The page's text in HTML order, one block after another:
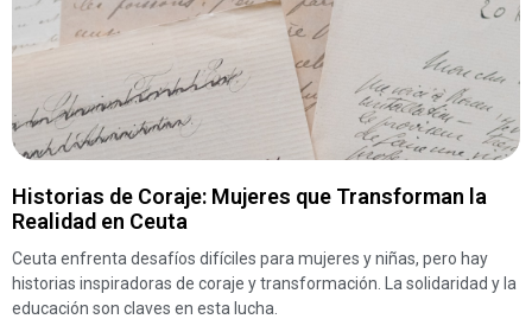
Historias de Coraje: Mujeres que Transforman la
Realidad en Ceuta
Ceuta enfrenta desafíos difíciles para mujeres y niñas, pero hay
historias inspiradoras de coraje y transformación. La solidaridad y la
educación son claves en esta lucha.